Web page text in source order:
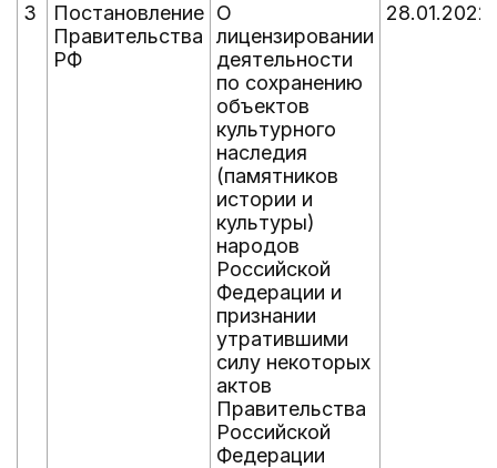
3
Постановление
Правительства
РФ
О
лицензировании
деятельности
по сохранению
объектов
культурного
наследия
(памятников
истории и
культуры)
народов
Российской
Федерации и
признании
утратившими
силу некоторых
актов
Правительства
Российской
Федерации
28.01.2022